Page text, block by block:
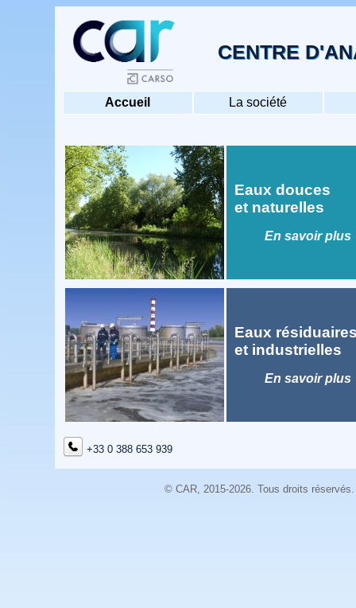
CENTRE
Accueil La société
Eaux douces
et naturelles
En savoir plus
Eaux
et industrielles
En savoir plus
+33 0 388 653 939
© CAR, 2015-2026. Tous droits